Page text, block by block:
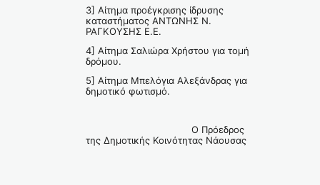
3] Αίτημα προέγκρισης ίδρυσης
καταστήματος ΑΝΤΩΝΗΣ Ν.
ΡΑΓΚΟΥΣΗΣ Ε.Ε.
4] Αίτημα Σαλιώρα Χρήστου για τομή
δρόμου.
5] Αίτημα Μπελόγια Αλεξάνδρας για
δημοτικό φωτισμό.
Ο Πρόεδρος
της Δημοτικής Κοινότητας Νάουσας